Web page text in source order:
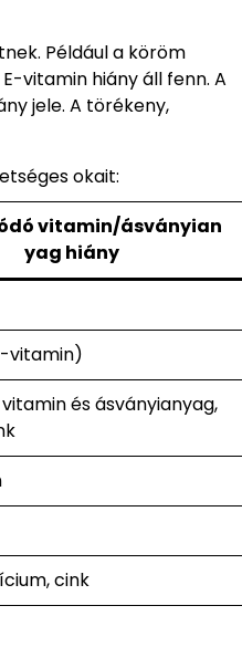
Például a köröm
vitamin hiány áll fenn. A
jele. A törékeny,
okait:
vitamin/ásványian
yag hiány
vitamin)
és ásványianyag,
cink